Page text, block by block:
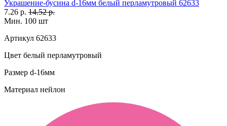
Украшение-бусина d-16мм белый перламутровый 62633
7.26 р. 14.52 р.
Мин. 100 шт
Артикул 62633
Цвет белый перламутровый
Размер d-16мм
Материал нейлон